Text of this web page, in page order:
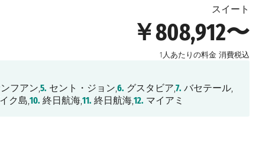
スイート
￥808,912〜
1人あたりの料金 消費税込
フアン,5. セント・ジョン,6. グスタビア,7. バセテール,
ク島,10. 終日航海,11. 終日航海,12. マイアミ